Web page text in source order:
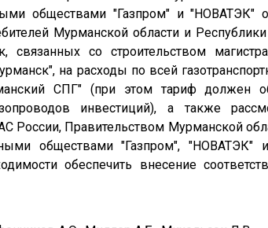
обществами "Газпром" и "НОВАТЭК"
Мурманской области и
связанных со строительством
на расходы по всей
СПГ" (при этом тариф должен
инвестиций), а также
России, Правительством Мурманской
обществами "Газпром", "НОВАТЭК"
обеспечить внесение